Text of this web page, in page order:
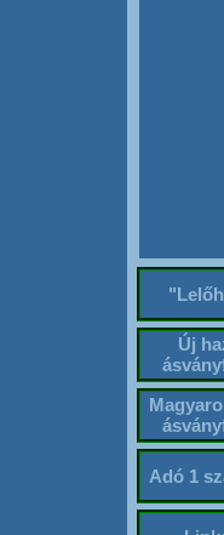
Új
Adó 1